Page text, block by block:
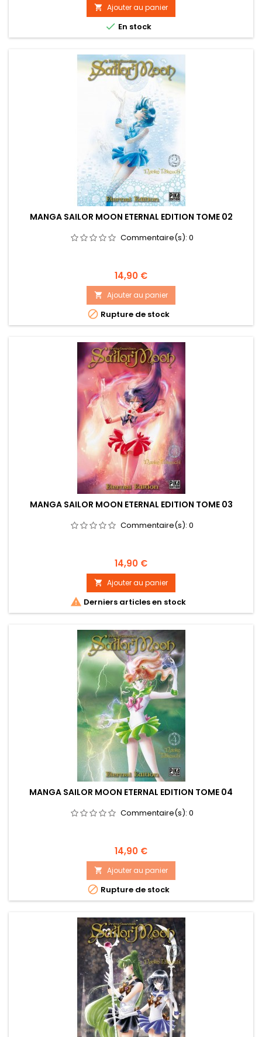
 Ajouter au panier
 En stock
MANGA SAILOR MOON ETERNAL EDITION TOME 02
Commentaire(s): 0
Prix
14,90 €
 Ajouter au panier
 Rupture de stock
MANGA SAILOR MOON ETERNAL EDITION TOME 03
Commentaire(s): 0
Prix
14,90 €
 Ajouter au panier
 Derniers articles en stock
MANGA SAILOR MOON ETERNAL EDITION TOME 04
Commentaire(s): 0
Prix
14,90 €
 Ajouter au panier
 Rupture de stock